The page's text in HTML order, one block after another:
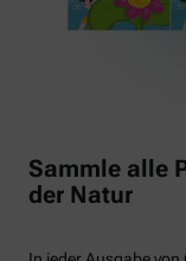
Sammle alle
der Natur